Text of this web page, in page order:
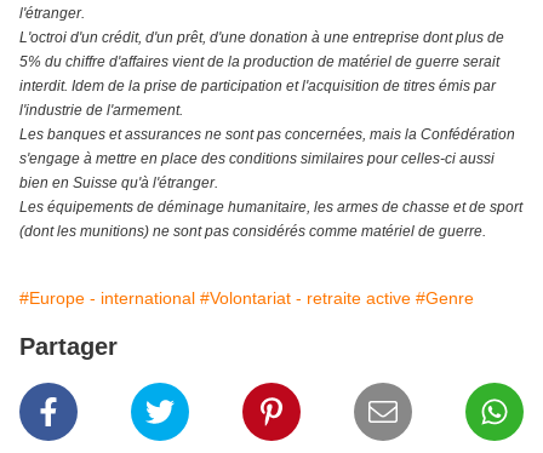
l'étranger.
L'octroi d'un crédit, d'un prêt, d'une donation à une entreprise dont plus de
5% du chiffre d'affaires vient de la production de matériel de guerre serait
interdit. Idem de la prise de participation et l'acquisition de titres émis par
l'industrie de l'armement.
Les banques et assurances ne sont pas concernées, mais la Confédération
s'engage à mettre en place des conditions similaires pour celles-ci aussi
bien en Suisse qu'à l'étranger.
Les équipements de déminage humanitaire, les armes de chasse et de sport
(dont les munitions) ne sont pas considérés comme matériel de guerre.
#Europe - international #Volontariat - retraite active #Genre
Partager